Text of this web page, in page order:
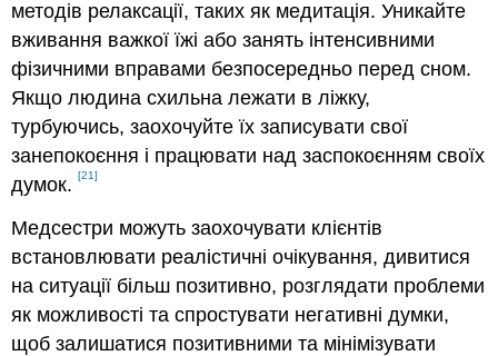
методів релаксації, таких як медитація. Уникайте
вживання важкої їжі або занять інтенсивними
фізичними вправами безпосередньо перед сном.
Якщо людина схильна лежати в ліжку,
турбуючись, заохочуйте їх записувати свої
занепокоєння і працювати над заспокоєнням своїх
думок.[21]
Медсестри можуть заохочувати клієнтів
встановлювати реалістичні очікування, дивитися
на ситуації більш позитивно, розглядати проблеми
як можливості та спростувати негативні думки,
щоб залишатися позитивними та мінімізувати